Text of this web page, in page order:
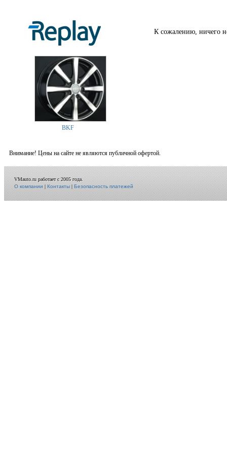
BKF
К сожалению, ничего
Внимание! Цены на сайте не являются публичной офертой.
VMauto.ru работает с 2005 года.
О компании|Контакты|Безопасность платежей